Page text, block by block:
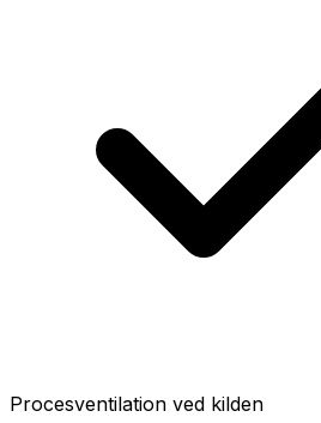
Procesventilation ved kilden